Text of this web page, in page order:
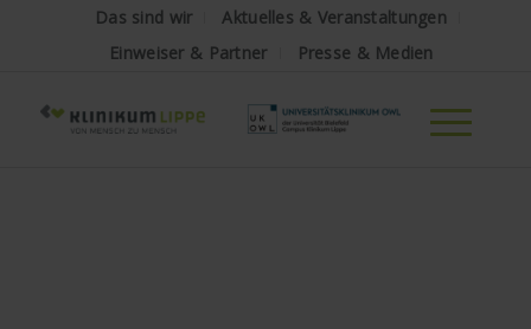
Das sind wir
Aktuelles & Veranstaltungen
Einweiser & Partner
Presse & Medien